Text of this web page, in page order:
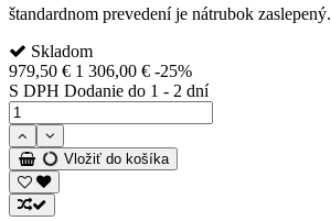
štandardnom prevedení je nátrubok zaslepený.
Skladom
979,50 € 1 306,00 € -25%
S DPH Dodanie do 1 - 2 dní
Vložiť do košíka